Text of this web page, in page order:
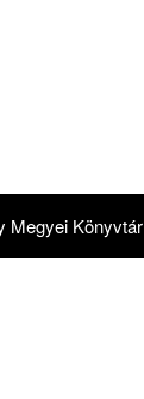
Megyei Könyvtár